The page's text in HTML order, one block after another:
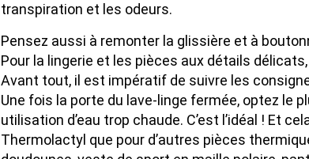
transpiration et les odeurs.
Pensez aussi à remonter la glissière et à
Pour la lingerie et les pièces aux détails
Avant tout, il est impératif de suivre les
Une fois la porte du lave-linge fermée, optez le
utilisation d’eau trop chaude. C’est l’idéal ! Et
Thermolactyl que pour d’autres pièces